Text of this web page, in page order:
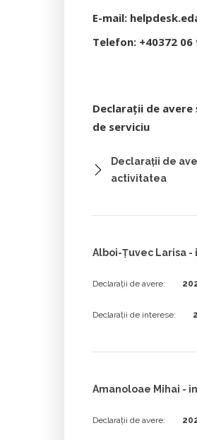
E-mail:
Telefon: +40372 06
Declarații de
de serviciu
Declarații de
activitatea
Alboi-Țuvec Larisa
Declarații de avere:
Declarații de interese:
Amanoloae Mihai -
Declarații de avere: